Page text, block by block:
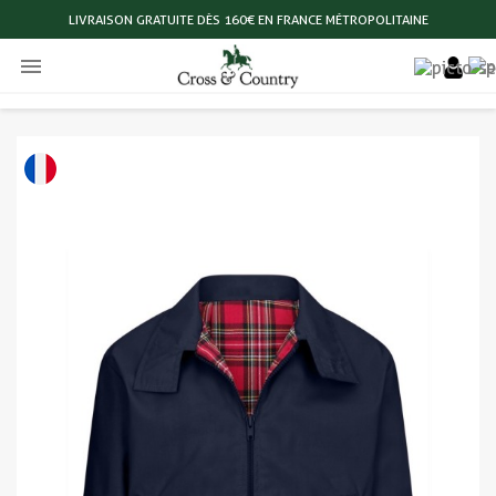
LIVRAISON GRATUITE DÈS 160€ EN FRANCE MÉTROPOLITAINE
